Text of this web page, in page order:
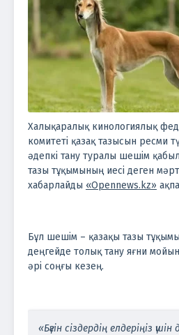
Халықаралық кинологиялық
комитеті қазақ тазысын ресми
әдепкі тану туралы шешім
тазы тұқымының иесі деген
хабарлайды «Opennews.kz»
Бұл шешім – қазақы тазы
деңгейде толық тану яғни
әрі соңғы кезең.
«Бүгін сіздердің елдеріңіз үшін